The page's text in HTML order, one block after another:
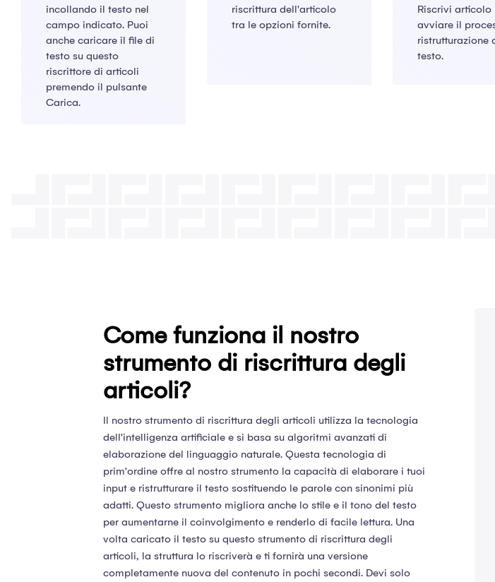
incollando il testo nel
campo indicato. Puoi
anche caricare il file di
testo su questo
riscrittore di articoli
premendo il pulsante
Carica.
riscrittura dell'articolo
tra le opzioni fornite.
Riscrivi articolo
avviare il
ristrutturazione
testo.
Come funziona il nostro
strumento di riscrittura degli
articoli?
Il nostro strumento di riscrittura degli articoli utilizza la tecnologia
dell'intelligenza artificiale e si basa su algoritmi avanzati di
elaborazione del linguaggio naturale. Questa tecnologia di
prim'ordine offre al nostro strumento la capacità di elaborare i tuoi
input e ristrutturare il testo sostituendo le parole con sinonimi più
adatti. Questo strumento migliora anche lo stile e il tono del testo
per aumentarne il coinvolgimento e renderlo di facile lettura. Una
volta caricato il testo su questo strumento di riscrittura degli
articoli, la struttura lo riscriverà e ti fornirà una versione
completamente nuova del contenuto in pochi secondi. Devi solo